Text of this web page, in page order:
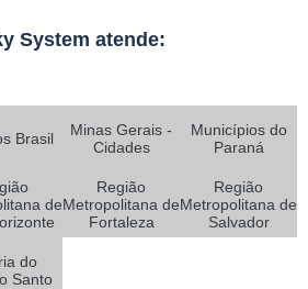
System atende:
Brasil
Minas Gerais -
Cidades
Municípios do
Paraná
de
Região
Metropolitana de
Fortaleza
Região
Metropolitana de
Salvador
do
Santo